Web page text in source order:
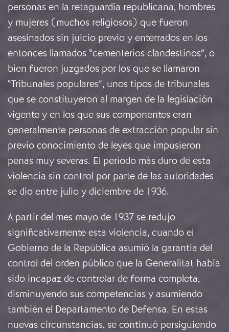
personas en la retaguardia republicana, hombres
y mujeres (muchos religiosos) que fueron
asesinados sin juicio previo y enterrados en los
entonces llamados “cementerios clandestinos”, o
bien fueron juzgados por los que se llamaron
“Tribunales populares”, unos tipos de tribunales
que se constituyeron al margen de la legislación
vigente y en los que sus componentes eran
generalmente personas de extracción popular sin
previo conocimiento de leyes que impusieron
penas muy severas. El período más duro de esta
violencia sin control por parte de las autoridades
se dio entre julio y diciembre de 1936.
A partir del mes mayo de 1937 se redujo
significativamente esta violencia, cuando el
Gobierno de la República asumió la garantía del
control del orden público que la Generalitat había
sido incapaz de controlar de forma completa,
disminuyendo sus competencias y asumiendo
también el Departamento de Defensa. En estas
nuevas circunstancias, se continuó persiguiendo